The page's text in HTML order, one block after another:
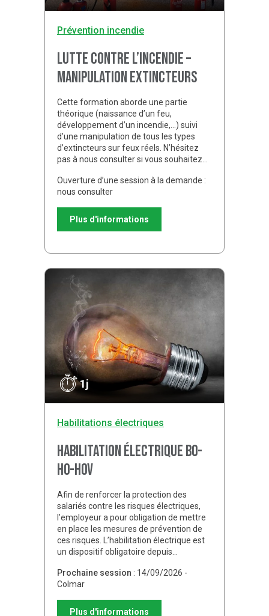
Prévention incendie
Lutte contre l’incendie –
Manipulation extincteurs
Cette formation aborde une partie
théorique (naissance d’un feu,
développement d’un incendie,…) suivi
d’une manipulation de tous les types
d’extincteurs sur feux réels. N’hésitez
pas à nous consulter si vous souhaitez…
Ouverture d’une session à la demande :
nous consulter
Plus d'informations
1j
Habilitations électriques
Habilitation électrique B0-
H0-H0V
Afin de renforcer la protection des
salariés contre les risques électriques,
l’employeur a pour obligation de mettre
en place les mesures de prévention de
ces risques. L’habilitation électrique est
un dispositif obligatoire depuis…
Prochaine session : 14/09/2026 -
Colmar
Plus d'informations